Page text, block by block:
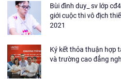
Bùi đình duy_ sv lớp
giới cuộc thi vô địch
2021
Ký kết thỏa thuận hợp
và trường cao đẳng